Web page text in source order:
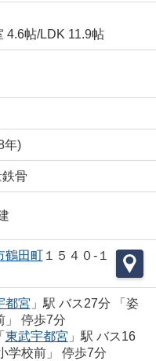
4.6帖/LDK 11.9帖
年)
骨
鶴田町１５４０-１
都宮 」駅 バス27分 「姿
」 停歩7分
「 東武宇都宮 」駅 バス16
学校前」 停歩7分